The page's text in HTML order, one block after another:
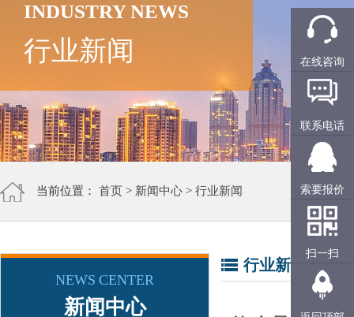
INDUSTRY NEWS
行业新闻
当前位置： 首页 > 新闻中心 > 行业新闻
NEWS CENTER
新闻中心
行业新闻
在线咨询
联系电话
索要报价
扫一扫